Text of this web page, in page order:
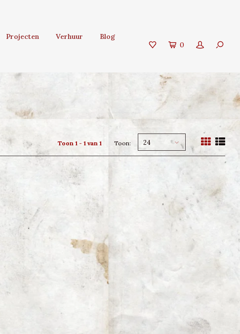
Projecten Verhuur
Blog
0
Toon 1 - 1 van 1 Toon: 24